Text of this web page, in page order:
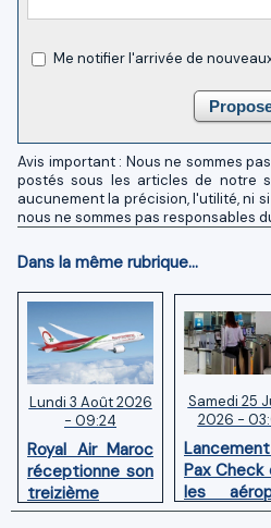
Me notifier l'arrivée de
Avis important : Nous ne sommes
postés sous les articles de notre
aucunement la précision, l'utilité, ni
nous ne sommes pas responsables
Dans la même rubrique...
Lundi 3 Août 2026
- 09:24
Royal Air Maroc
réceptionne son
treizième
Boeing 787
Samedi 25
2026 -
Pax Check
les
du Maroc